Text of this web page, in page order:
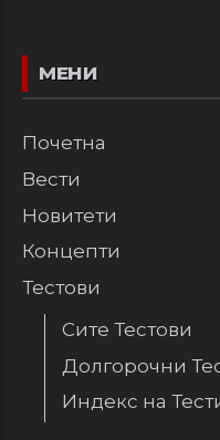
МЕНИ
Почетна
Вести
Новитети
Концепти
Тестови
Сите Тестови
Долгорочни
Индекс на